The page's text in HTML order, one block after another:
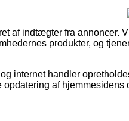
af indtægter fra annoncer.
produkter, og
internet handler
opdatering af hjemmesidens